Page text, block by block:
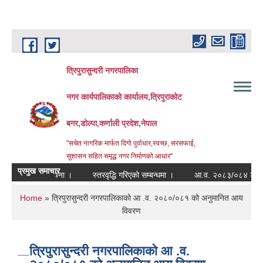
Skip to main content
त्रिपुरासुन्दरी नगरपालिका
नगर कार्यपालिकाको कार्यालय,त्रिपुराकोट
बगर,डोल्पा,कर्णाली प्रदेश,नेपाल
"सचेत नागरिक मार्फत दिगो पुर्वाधार,स्वच्छ, सरसफाई,
सुशासन सहित समृद्ध नगर निर्माणको आधार"
प्रमुख समाचार
सम्बन्धी सूचना । स्तरवृद्धि गरिएको सम्बन्धमा । आ.व. २०८३/०८४ डोल्पा
You are here
Home » त्रिपुरासुन्दरी नगरपालिकाको आ .व. २०८०/०८१ को अनुमानित आय
विवरण
त्रिपुरासुन्दरी नगरपालिकाको आ .व.